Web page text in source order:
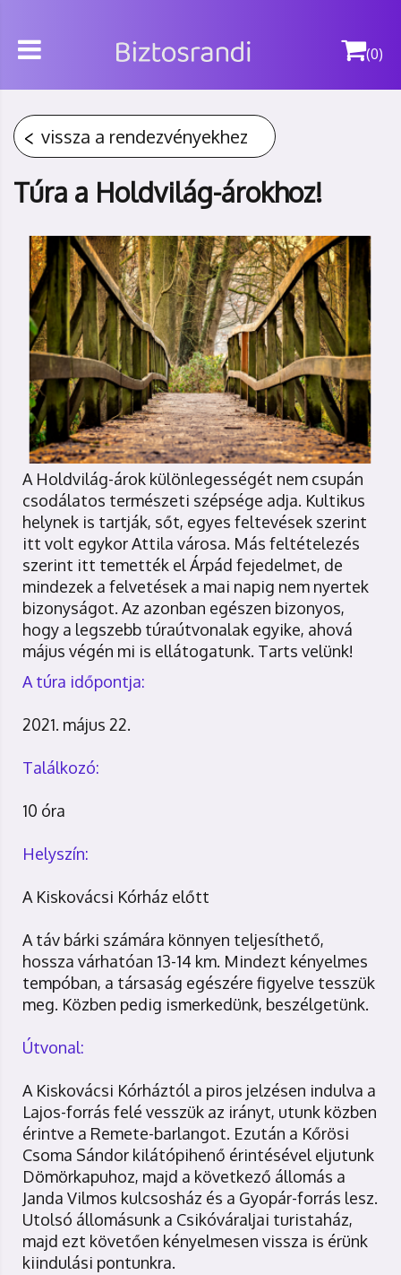
(0)
vissza a rendezvényekhez
Túra a Holdvilág-árokhoz!
A Holdvilág-árok különlegességét nem csupán
csodálatos természeti szépsége adja. Kultikus
helynek is tartják, sőt, egyes feltevések szerint
itt volt egykor Attila városa. Más feltételezés
szerint itt temették el Árpád fejedelmet, de
mindezek a felvetések a mai napig nem nyertek
bizonyságot. Az azonban egészen bizonyos,
hogy a legszebb túraútvonalak egyike, ahová
május végén mi is ellátogatunk. Tarts velünk!
A túra időpontja:
2021. május 22.
Találkozó:
10 óra
Helyszín:
A Kiskovácsi Kórház előtt
A táv bárki számára könnyen teljesíthető,
hossza várhatóan 13-14 km. Mindezt kényelmes
tempóban, a társaság egészére figyelve tesszük
meg. Közben pedig ismerkedünk, beszélgetünk.
Útvonal:
A Kiskovácsi Kórháztól a piros jelzésen indulva a
Lajos-forrás felé vesszük az irányt, utunk közben
érintve a Remete-barlangot. Ezután a Kőrösi
Csoma Sándor kilátópihenő érintésével eljutunk
Dömörkapuhoz, majd a következő állomás a
Janda Vilmos kulcsosház és a Gyopár-forrás lesz.
Utolsó állomásunk a Csikóváraljai turistaház,
majd ezt követően kényelmesen vissza is érünk
kiindulási pontunkra.